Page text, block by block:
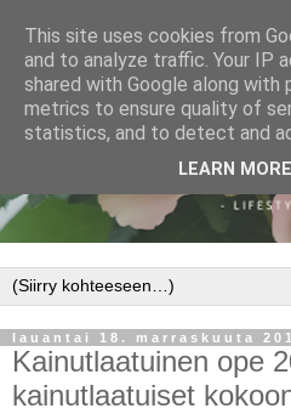
lauantai 18. marraskuuta
Kainutlaatuinen ope
kainutlaatuiset
This site uses cookies from
and to analyze traffic. Your IP
shared with Google along with
metrics to ensure quality of
statistics, and to detect and
LEARN MORE